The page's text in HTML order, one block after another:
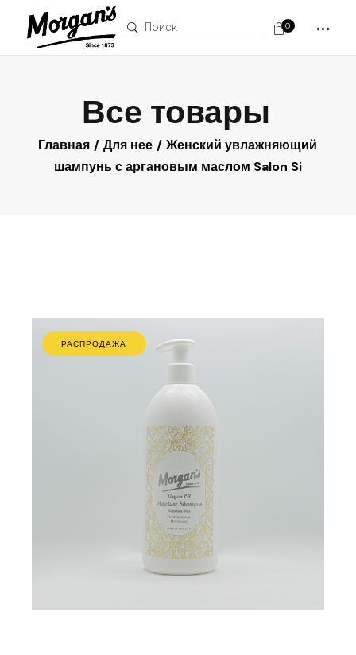
Поиск: 0
Все товары
Главная Для нее
Женский увлажняющий
шампунь с аргановым маслом Salon Si
РАСПРОДАЖА